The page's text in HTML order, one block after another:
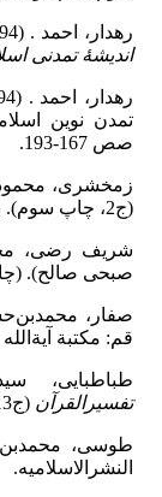
رهدار، احمد . (1394 «الف»). چیستی تمدن اسلامی.
اندیشۀ تمدنی
تمدن نوین
صص 167-193.
زمخشری، محمود.
(ج2، چاپ سوم). بیروت: دارالکتاب‌العربی.
شریف رضی،
صبحی صالح).
صفار، محمدبن‌حسن.
قم: مکتبة
طباطبایی،
تفسیرالقرآن (ج13، چاپ پنجم). قم: دفتر انتشارات اسلامی.
طوسی،
النشرالاسلامیه.